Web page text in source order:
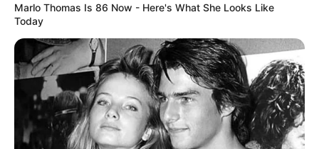
Marlo Thomas Is 86 Now - Here's What She Looks Like
Today